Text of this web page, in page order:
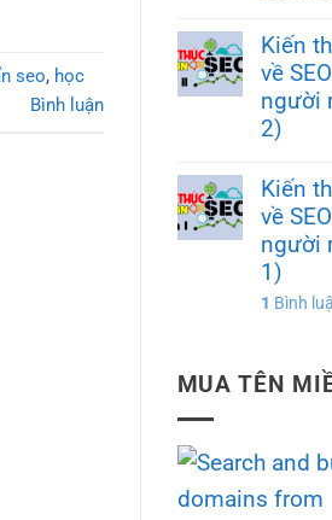
seo, học
Bình luận
Kiến
về
người
2)
Kiến
về
người
1)
1 Bình
MUA TÊN